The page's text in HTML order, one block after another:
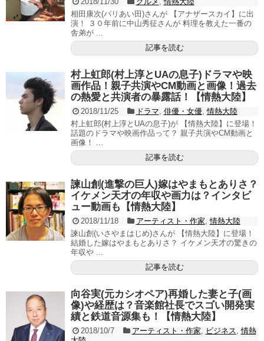
相田康次(パリあい田)さんが 【アナザースカイ】に出
演！ ３０年前に中山秀征さんが 料理を教えた一番の
舎弟が ...
記事を読む
村上虹郎(村上淳とUAの息子)ドラマや映
画作品！親子共演やCM動画と画像！過去
の熱愛と共演者の暴露話！【情熱大陸】
2018/11/25 ドラマ, 俳優・女優,情熱大陸
村上虹郎(村上淳とUAの息子)が 【情熱大陸】に登場！
話題のドラマや映画作品って？ 親子共演やCM動画と
画像！ ...
記事を読む
諫山創(進撃の巨人)嫁はやまもとありさ？
イケメン天才の年収や画力は？インタビ
ュー動画も【情熱大陸】
2018/11/18 アーティスト・作家,情熱大陸
諫山創(いさやまはじめ)さんが 【情熱大陸】に登場！
結婚した嫁はやまもとありさ？ イケメン天才の驚きの
年収や ...
記事を読む
向谷実(元カシオペア)再婚した妻と子(画
像)や経歴は？音楽館社長でスゴい開発実
績と鉄道音源集も！【情熱大陸】
2018/10/7 アーティスト・作家, ビジネス,情熱